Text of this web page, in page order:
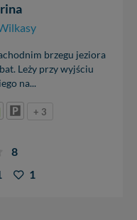
brzegu jeziora
Leży przy wyjściu
na...
+ 3
8
1